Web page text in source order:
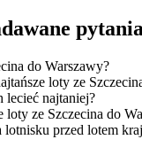
pytania
do Warszawy?
loty ze
lecieć najtaniej?
loty ze Szczecina do
lotnisku przed lotem